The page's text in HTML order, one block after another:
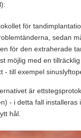
för
sedan
för den extraherade
möjlig med en
- till exempel
är
- i detta fall
hål.